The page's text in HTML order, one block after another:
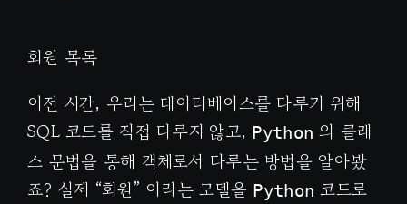
회원 목록
이전 시간, 우리는 데이터베이스를 다루기 위해
SQL 코드를 직접 다루지 않고, Python 의 클래
스 문법을 통해 객체로서 다루는 방법을 알아봤
죠? 실제 “회원” 이라는 모델을 Python 코드로